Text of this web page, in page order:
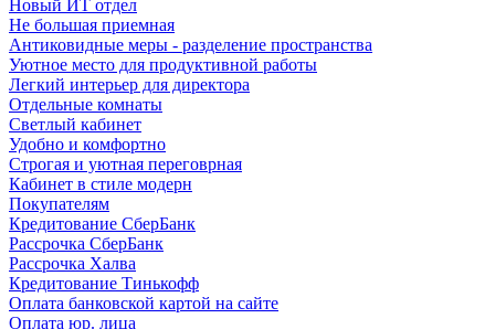
Новый ИТ отдел
Не большая приемная
Антиковидные меры - разделение пространства
Уютное место для продуктивной работы
Легкий интерьер для директора
Отдельные комнаты
Светлый кабинет
Удобно и комфортно
Строгая и уютная переговрная
Кабинет в стиле модерн
Покупателям
Кредитование СберБанк
Рассрочка СберБанк
Рассрочка Халва
Кредитование Тинькофф
Оплата банковской картой на сайте
Оплата юр. лица